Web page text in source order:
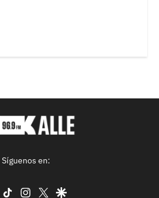
Síguenos en:
facebook
tiktok instagram
twittergoogle